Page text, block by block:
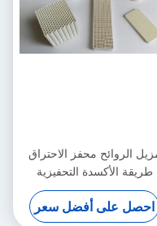
الروائح محفز الاحتراق
طريقة الأكسدة التحفيزية
على أفضل سعر